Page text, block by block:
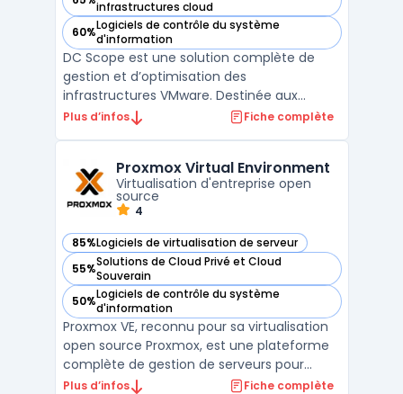
infrastructures cloud
— voir DC Scope dans cette catégorie
60%Logiciels de contrôle du système
d'information
— voir DC Scope dans cette catégorie
DC Scope est une solution complète de
gestion et d’optimisation des
infrastructures VMware. Destinée aux
administrateurs IT, elle permet de surveiller,
environnement vSphere. Grâce à ses
fonctionnalités avancées de monitorin ...
Plus d’infos Fiche complète
Proxmox Virtual Environment
Virtualisation d'entreprise open
source
4
85%Logiciels de virtualisation de serveur
— voir Proxmox Virtual Environment dans cette catégorie
55%Solutions de Cloud Privé et Cloud
Souverain
— voir Proxmox Virtual Environment dans cette catégorie
50%Logiciels de contrôle du système
d'information
— voir Proxmox Virtual Environment dans cette catégorie
Proxmox VE, reconnu pour sa virtualisation
open source Proxmox, est une plateforme
complète de gestion de serveurs pour
l'entreprise. Intégrant l'hyperviseur KVM
Plus d’infos Fiche complète